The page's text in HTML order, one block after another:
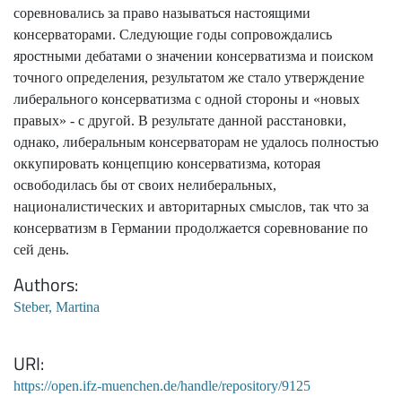
соревновались за право называться настоящими
консерваторами. Следующие годы сопровождались
яростными дебатами о значении консерватизма и поиском
точного определения, результатом же стало утверждение
либерального консерватизма с одной стороны и «новых
правых» - с другой. В результате данной расстановки,
однако, либеральным консерваторам не удалось полностью
оккупировать концепцию консерватизма, которая
освободилась бы от своих нелиберальных,
националистических и авторитарных смыслов, так что за
консерватизм в Германии продолжается соревнование по
сей день.
Authors
Steber, Martina
URI
https://open.ifz-muenchen.de/handle/repository/9125